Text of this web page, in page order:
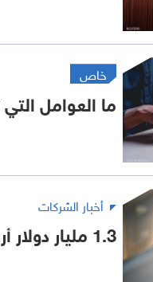
خاص
ما العوامل
أخبار الشركات
1.3 مليار دولار أرباح "H&M" السويدية في الربع الأخير